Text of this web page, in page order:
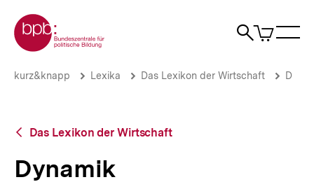
zum
Seiteninhalt
springen
Zur Startseite der bpb
Suche
Artikel
im
Dynamik
Brotkrümelnavigation
Pfadnavigation
kurz&knapp Lexika Das Lexikon der Wirtschaft D
Zurück
Übersicht
Das Lexikon der Wirtschaft
Dynamik